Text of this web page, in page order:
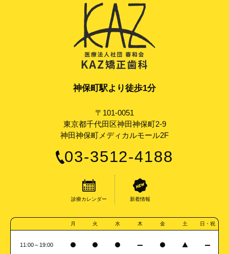
神保町駅より徒歩1分
〒101-0051
東京都千代田区神田神保町2-9
神田神保町メディカルモール2F
03-3512-4188
診療カレンダー 新着情報
月 火 水 木 金 土 日・祝
11:00～19:00